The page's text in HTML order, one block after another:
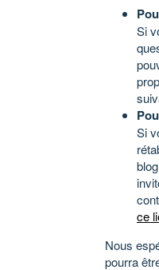
Si
Si
ce
Nous
pourra